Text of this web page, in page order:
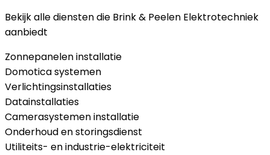
Bekijk alle diensten die Brink & Peelen Elektrotechniek
aanbiedt
Zonnepanelen installatie
Domotica systemen
Verlichtingsinstallaties
Datainstallaties
Camerasystemen installatie
Onderhoud en storingsdienst
Utiliteits- en industrie-elektriciteit